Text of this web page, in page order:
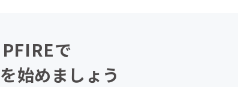
で
始めましょう